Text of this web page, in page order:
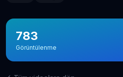
783
Görüntülenme